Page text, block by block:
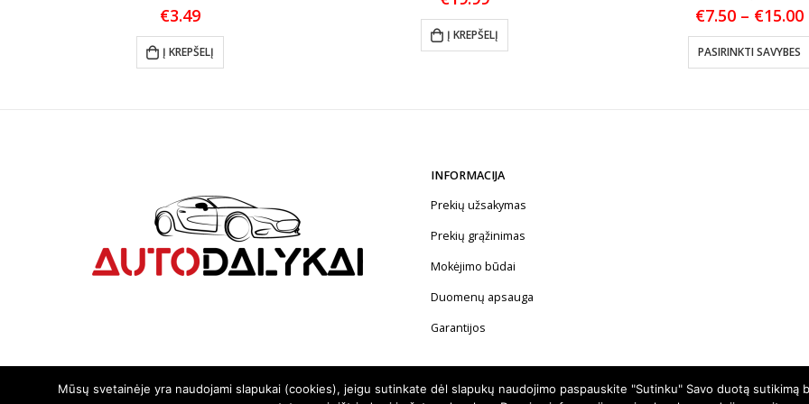
€3.49
Į KREPŠELĮ
Į KREPŠELĮ
€7.50 – €15.00
PASIRINKTI SAVYBES
INFORMACIJA
Prekių užsakymas
Prekių grąžinimas
Mokėjimo būdai
Duomenų apsauga
Garantijos
Mūsų svetainėje yra naudojami slapukai (cookies), jeigu sutinkate dėl slapukų naudojimo paspauskite "Sutinku" Savo duotą